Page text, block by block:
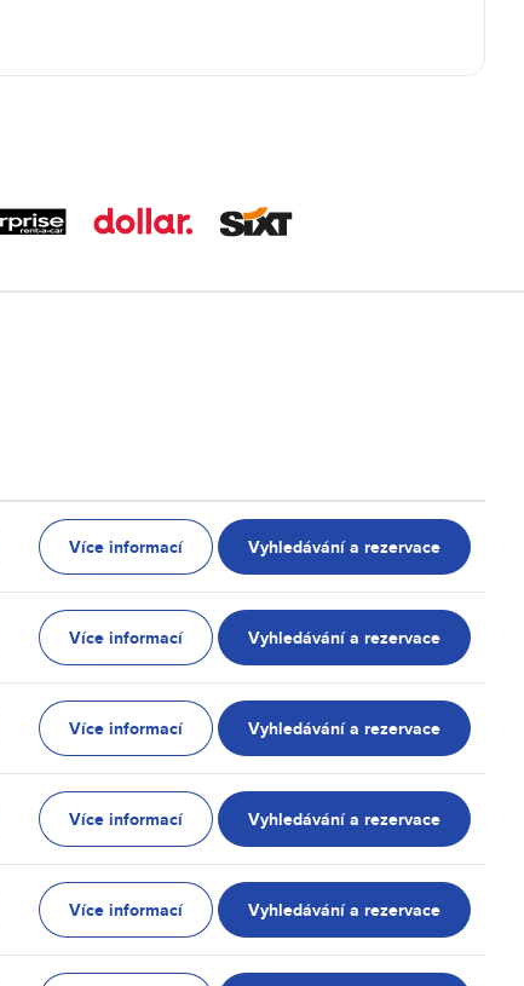
Více informací Vyhledávání a rezervace
Více informací Vyhledávání a rezervace
Více informací Vyhledávání a rezervace
Více informací Vyhledávání a rezervace
Více informací Vyhledávání a rezervace